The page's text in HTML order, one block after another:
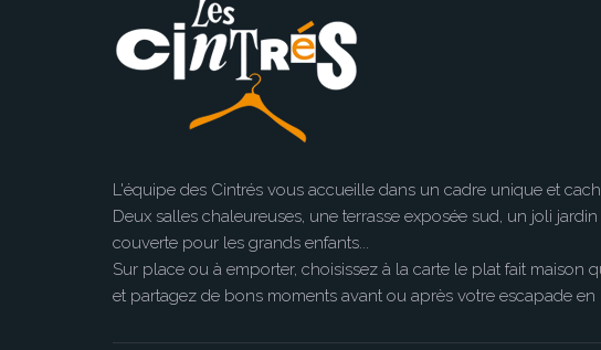
L'équipe des Cintrés vous accueille dans un cadre unique et
Deux salles chaleureuses, une terrasse exposée sud, un joli
couverte pour les grands enfants...
Sur place ou à emporter, choisissez à la carte le plat fait maison
et partagez de bons moments avant ou après votre escapade